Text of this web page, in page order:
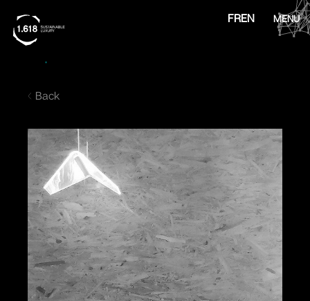
MENU
FREN
Back